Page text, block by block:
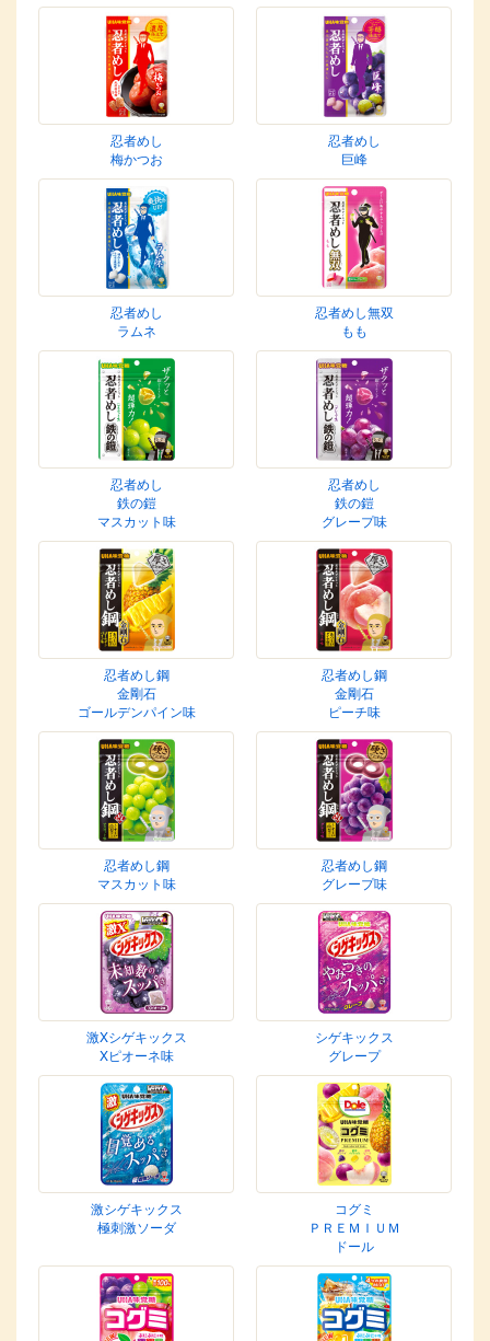
忍者めし
梅かつお
忍者めし
巨峰
忍者めし
ラムネ
忍者めし無双
もも
忍者めし
鉄の鎧
マスカット味
忍者めし
鉄の鎧
グレープ味
忍者めし鋼
金剛石
ゴールデンパイン味
忍者めし鋼
金剛石
ピーチ味
忍者めし鋼
マスカット味
忍者めし鋼
グレープ味
激Xシゲキックス
Xピオーネ味
シゲキックス
グレープ
激シゲキックス
極刺激ソーダ
コグミ
ＰＲＥＭＩＵＭ
ドール